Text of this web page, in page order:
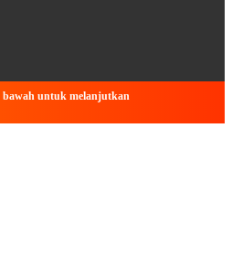
bawah untuk melanjutkan